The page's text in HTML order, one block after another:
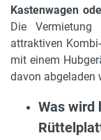
Kastenwagen
Die Vermietung
attraktiven
mit einem
davon abgeladen
Was wird